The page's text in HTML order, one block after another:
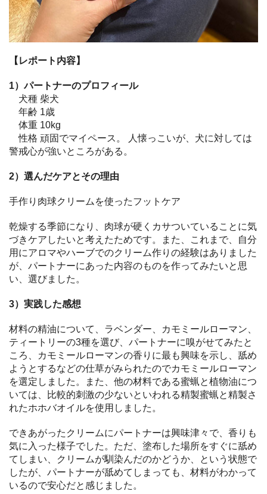
【レポート内容】
1）パートナーのプロフィール
犬種 柴犬
年齢 1歳
体重 10kg
性格 頑固でマイペース。 人懐っこいが、犬に対しては
警戒心が強いところがある。
2）選んだケアとその理由
手作り肉球クリームを使ったフットケア
乾燥する季節になり、肉球が硬くカサついていることに気
づきケアしたいと考えたためです。また、これまで、自分
用にアロマやハーブでのクリーム作りの経験はありました
が、パートナーにあった内容のものを作ってみたいと思
い、選びました。
3）実践した感想
材料の精油について、ラベンダー、カモミールローマン、
ティートリーの3種を選び、パートナーに嗅がせてみたと
ころ、カモミールローマンの香りに最も興味を示し、舐め
ようとするなどの仕草がみられたのでカモミールローマン
を選定しました。また、他の材料である蜜蝋と植物油につ
いては、比較的刺激の少ないといわれる精製蜜蝋と精製さ
れたホホバオイルを使用しました。
できあがったクリームにパートナーは興味津々で、香りも
気に入った様子でした。ただ、塗布した場所をすぐに舐め
てしまい、クリームが馴染んだのかどうか、という状態で
したが、パートナーが舐めてしまっても、材料がわかって
いるので安心だと感じました。